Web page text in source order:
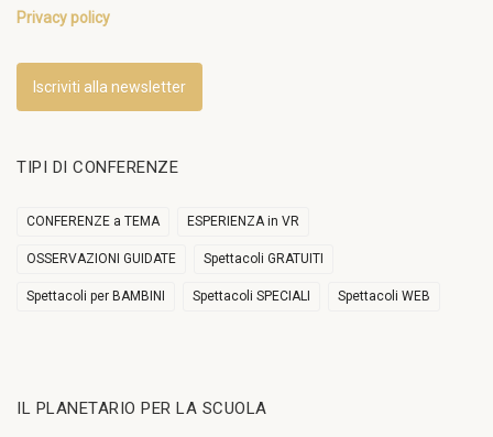
Privacy policy
Iscriviti alla newsletter
TIPI DI CONFERENZE
CONFERENZE a TEMA ESPERIENZA in VR
OSSERVAZIONI GUIDATE Spettacoli GRATUITI
Spettacoli per BAMBINI Spettacoli SPECIALI Spettacoli WEB
IL PLANETARIO PER LA SCUOLA